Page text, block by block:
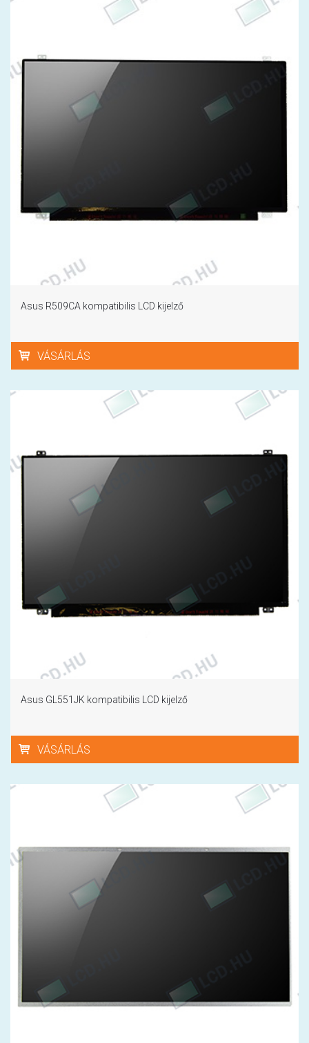
Asus R509CA kompatibilis LCD kijelző
VÁSÁRLÁS
Asus GL551JK kompatibilis LCD kijelző
VÁSÁRLÁS